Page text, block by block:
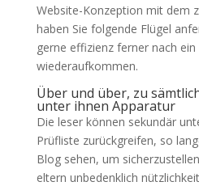
Website-Konzeption mit dem
haben Sie folgende Flügel
gerne effizienz ferner nach
wiederaufkommen.
Über und über, zu
unter ihnen Apparatur
Die leser können sekundär
Prüfliste zurückgreifen, so
Blog sehen, um
eltern unbedenklich